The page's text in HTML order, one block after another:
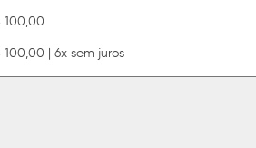
100,00
| 6x sem juros